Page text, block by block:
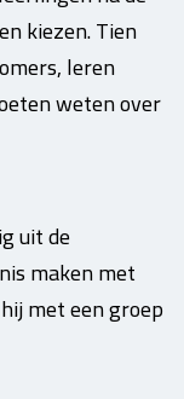
kiezen. Tien
leren
weten over
uit de
maken met
met een groep